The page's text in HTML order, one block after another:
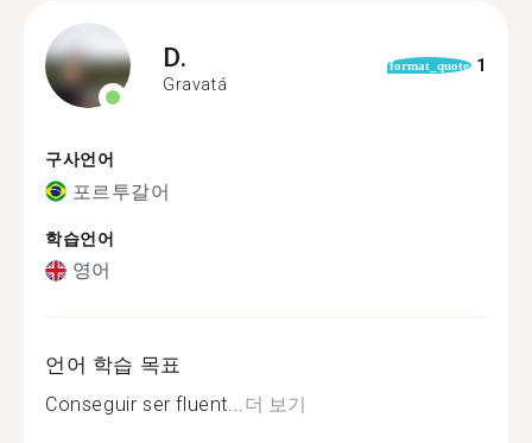
D.
Gravatá
format_quote 1
구사언어
포르투갈어
학습언어
영어
언어 학습 목표
Conseguir ser fluent...더 보기